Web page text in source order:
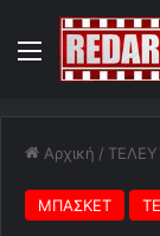
Menu
Αρχική /
ΜΠΑΣΚΕΤ